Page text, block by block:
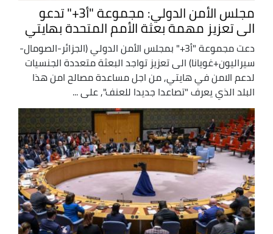
مجلس الأمن الدولي: مجموعة "أ3+" تدعو
الى تعزيز مهمة بعثة الأمم المتحدة بهايتي
دعت مجموعة "أ3+" بمجلس الأمن الدولي (الجزائر-الصومال-
سيراليون+غويانا) الى تعزيز تواجد البعثة متعددة الجنسيات
لدعم الامن في هايتي, من اجل مساعدة مصالح امن هذا
البلد الذي يعرف "تصاعدا جديدا للعنف", على ...